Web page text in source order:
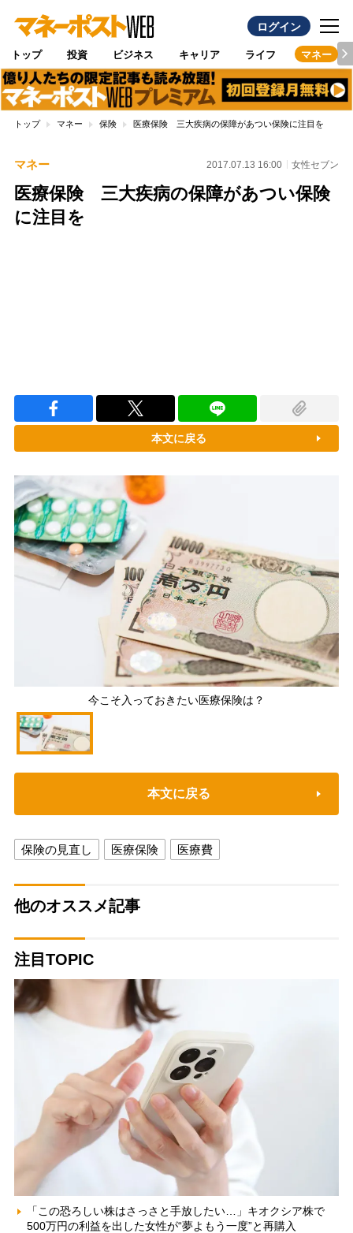
ログイン
トップ 投資 ビジネス キャリア ライフ マネー
トップ マネー 保険 医療保険 三大疾病の保障があつい保険に注目を
マネー 2017.07.13 16:00 女性セブン
医療保険 三大疾病の保障があつい保険
に注目を
本文に戻る
今こそ入っておきたい医療保険は？
本文に戻る
保険の見直し 医療保険 医療費
他のオススメ記事
注目TOPIC
「この恐ろしい株はさっさと手放したい…」キオクシア株で
500万円の利益を出した女性が“夢よもう一度”と再購入